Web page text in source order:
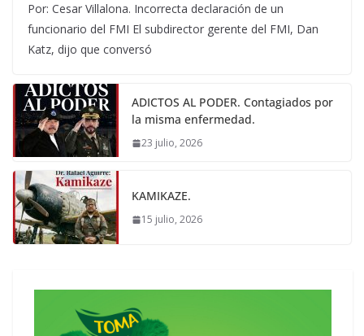
Por: Cesar Villalona. Incorrecta declaración de un
funcionario del FMI El subdirector gerente del FMI, Dan
Katz, dijo que conversó
ADICTOS AL PODER. Contagiados por
la misma enfermedad.
23 julio, 2026
KAMIKAZE.
15 julio, 2026